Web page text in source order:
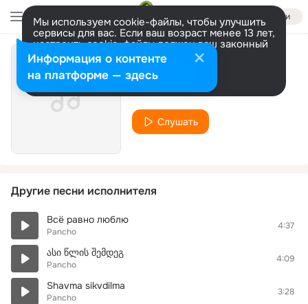
Войти
Мы используем cookie-файлы, чтобы улучшить
сервисы для вас. Если ваш возраст менее 13 лет,
настроить cookie-файлы должен ваш законный
представитель. Больше информации
Разрешить все Настроить
მოთოვა დადო
Pancho
Слушать
Другие песни исполнителя
Всё равно люблю
Pancho
4:37
ასი წლის შემდეგ
Pancho
4:09
Shavma sikvdilma
Pancho
3:28
Информация о контенте
на платформе — здесь